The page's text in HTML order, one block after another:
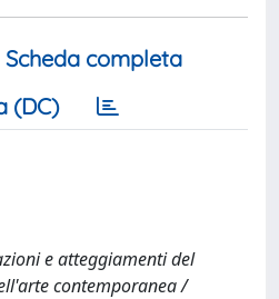
Scheda completa
(DC)
e atteggiamenti del
contemporanea /